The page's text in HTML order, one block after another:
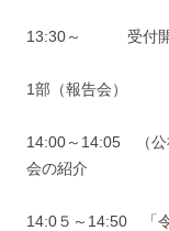
13:30～ 受付
1部（報告会）
14:00～14:05 （公
会の紹介
14:0５～14:50 「